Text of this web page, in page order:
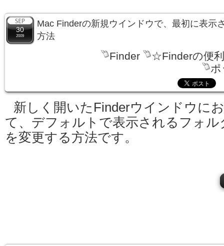
30
2009
Mac Finderの新規ウインドウで、最初に表示
方法
Finder
☆Finderの便
ポ
新しく開いたFinderウインドウに
て、デフォルトで表示されるフォル
を変更する方法です。